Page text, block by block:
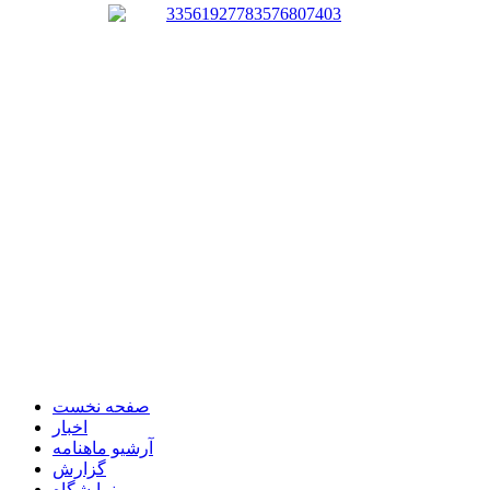
صفحه نخست
اخبار
آرشیو ماهنامه
گزارش